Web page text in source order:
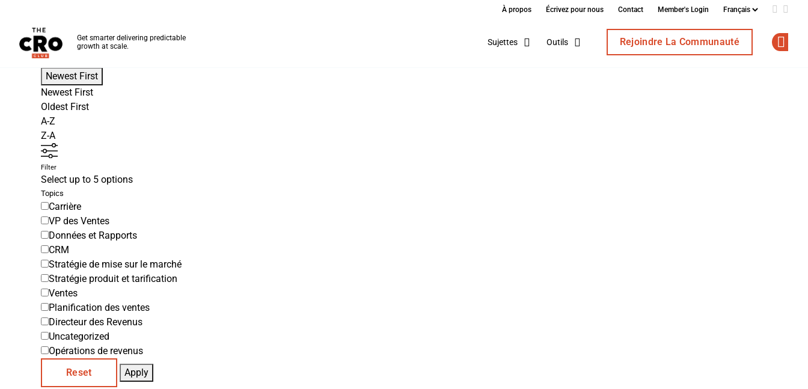
Skip to main content
À propos Écrivez pour nous Contact Member's Login Add us
Get smarter delivering predictable
growth at scale.
Sujettes Outils Rejoindre La Communauté
Newest First
Newest First
Oldest First
A-Z
Z-A
Filter
Select up to 5 options
Topics
Carrière
VP des Ventes
Données et Rapports
CRM
Stratégie de mise sur le marché
Stratégie produit et tarification
Ventes
Planification des ventes
Directeur des Revenus
Uncategorized
Opérations de revenus
Reset Apply